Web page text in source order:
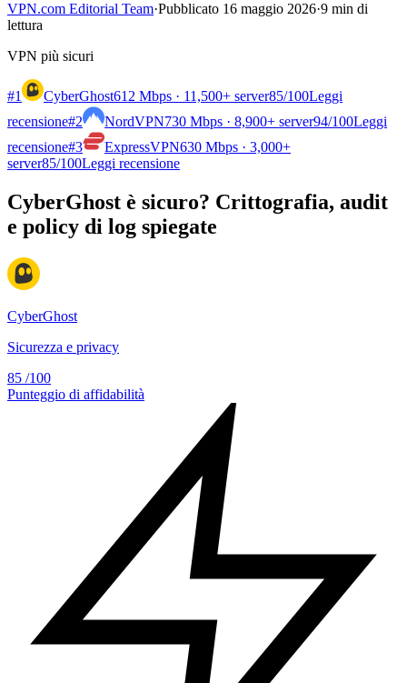
VPN.com Editorial Team·Pubblicato 16 maggio 2026·9 min di
lettura
VPN più sicuri
#1 CyberGhost612 Mbps · 11,500+ server85/100Leggi
recensione#2 NordVPN730 Mbps · 8,900+ server94/100Leggi
recensione#3 ExpressVPN630 Mbps · 3,000+
server85/100Leggi recensione
CyberGhost è sicuro? Crittografia, audit
e policy di log spiegate
CyberGhost
Sicurezza e privacy
85 /100
Punteggio di affidabilità